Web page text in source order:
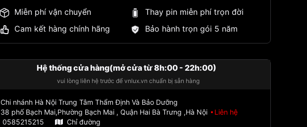
Miễn phí vận chuyển
Thay pin miễn phí trọn đời
Cam kết hàng chính hãng
Bảo hành trọn gói 5 năm
Hệ thống cửa hàng(mở cửa từ 8h:00 - 22h:00)
vui lòng liên hệ trước để vnlux.vn chuẩn bị sẵn hàng
Chi nhánh Hà Nội Trung Tâm Thẩm Định Và Bảo Dưỡng
38 phố Bạch Mai,Phường Bạch Mai , Quận Hai Bà Trưng ,Hà Nội
Liên hệ
0585215215
Chỉ đường